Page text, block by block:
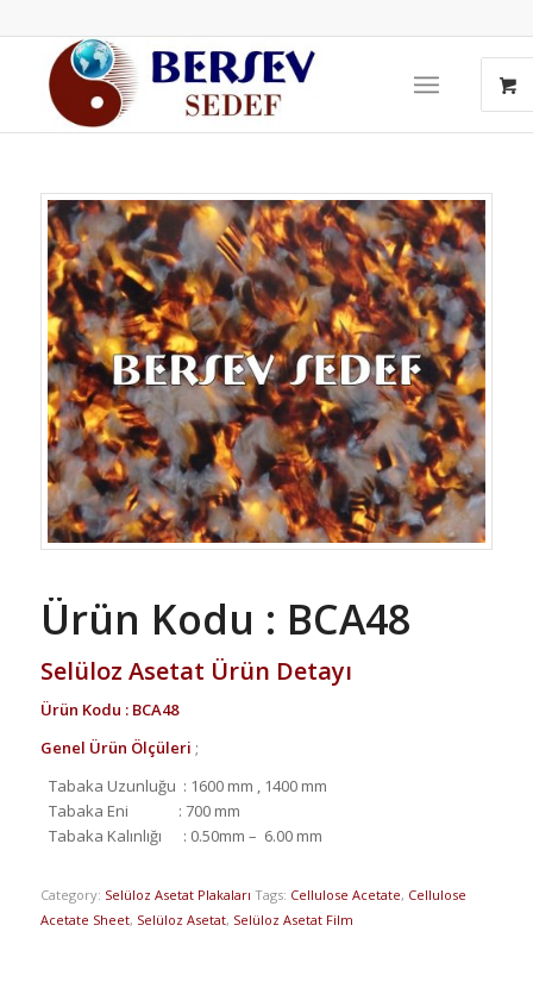
Ürün Kodu : BCA48
Selüloz Asetat Ürün Detayı
Ürün Kodu : BCA48
Genel Ürün Ölçüleri ;
Tabaka Uzunluğu : 1600 mm , 1400 mm
Tabaka Eni : 700 mm
Tabaka Kalınlığı : 0.50mm – 6.00 mm
Category: Selüloz Asetat Plakaları Tags: Cellulose Acetate, Cellulose
Acetate Sheet, Selüloz Asetat, Selüloz Asetat Film